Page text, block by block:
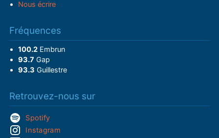
Nous écrire
Fréquences
100.2Embrun
93.7 Gap
93.3 Guillestre
Retrouvez-nous sur
Spotify
Instagram